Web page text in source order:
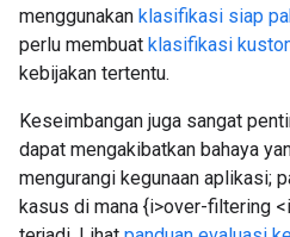
menggunakan klasifikasi siap
perlu membuat klasifikasi
kebijakan tertentu.
Keseimbangan juga sangat
dapat mengakibatkan bahaya
mengurangi kegunaan aplikasi;
kasus di mana {i>over-filtering